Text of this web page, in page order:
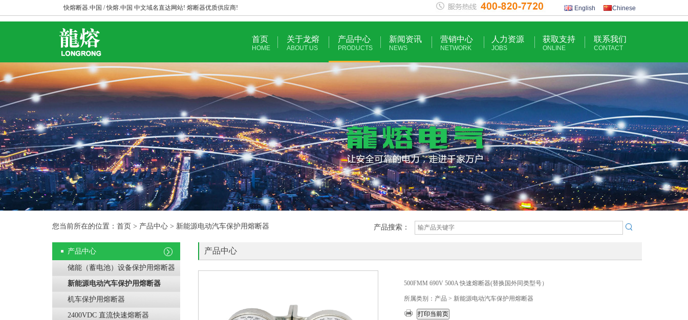
快熔断器.中国 / 快熔.中国 中文域名直达网站! 熔断器优质供应商! English Chinese
首页
HOME
关于龙熔
ABOUT US
产品中心
PRODUCTS
新闻资讯
NEWS
营销中心
NETWORK
人力资源
JOBS
获取支持
ONLINE
联系我们
CONTACT
您当前所在的位置：首页 > 产品中心 > 新能源电动汽车保护用熔断器 产品搜索：
产品中心
储能（蓄电池）设备保护用熔断器
新能源电动汽车保护用熔断器
机车保护用熔断器
2400VDC 直流快速熔断器
产品中心
500FMM 690V 500A 快速熔断器(替换国外同类型号）
所属类别：产品 > 新能源电动汽车保护用熔断器